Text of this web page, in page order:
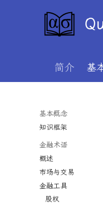
简介 基
基本概念
知识框架
金融术语
概述
市场与交易
一级市场
二级市场
金融工具
股权